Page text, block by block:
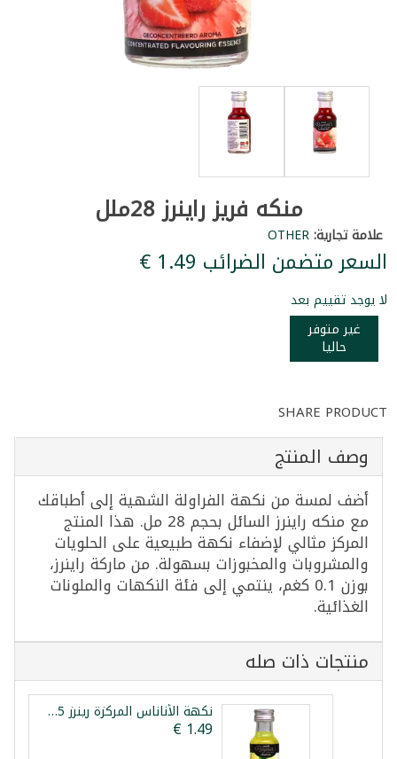
منكه فريز راينرز 28ملل
علامة تجارية:OTHER
السعر متضمن الضرائب ‏1.49 €
لا يوجد تقييم بعد
غير متوفر
حاليا
SHARE PRODUCT
وصف المنتج
أضف لمسة من نكهة الفراولة الشهية إلى أطباقك
مع منكه راينرز السائل بحجم 28 مل. هذا المنتج
المركز مثالي لإضفاء نكهة طبيعية على الحلويات
والمشروبات والمخبوزات بسهولة. من ماركة راينرز،
بوزن 0.1 كغم، ينتمي إلى فئة النكهات والملونات
الغذائية.
منتجات ذات صله
نكهة الأناناس المركزة رينرز 25مل